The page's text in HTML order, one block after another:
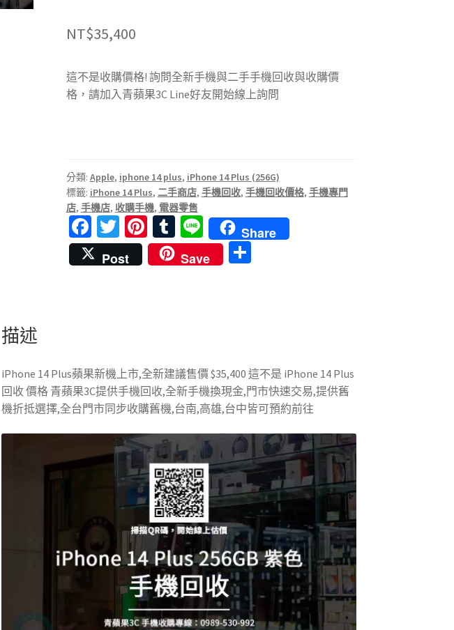
NT$35,400
這不是收購價格! 詢問全新手機與二手手機回收與收購價
格，請加入青蘋果3C Line好友開始線上詢問
分類: Apple, iphone 14 plus, iPhone 14 Plus (256G)
標籤: iPhone 14 Plus, 二手商店, 手機回收, 手機回收價格, 手機專門
店, 手機店, 收購手機, 電器零售
Fa
ce
b
T
wi
tt
Pi
nt
er
T
u
m
Li
n
e
Share
Post
Save
分
描述
iPhone 14 Plus蘋果新機上市,全新建議售價 $35,400 這不是 iPhone 14 Plus
回收 價格 青蘋果3C提供手機回收,全新手機換現金,門市快速交易,提供舊
機折抵選擇,全台門市同步收購舊機,台南,高雄,台中皆可預約前往